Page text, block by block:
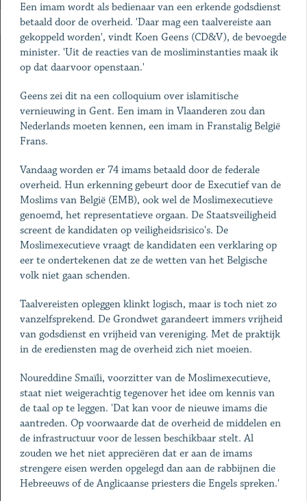
Een imam wordt als bedienaar van een erkende godsdienst
betaald door de overheid. 'Daar mag een taalvereiste aan
gekoppeld worden', vindt Koen Geens (CD&V), de bevoegde
minister. ­'Uit de reacties van de mosliminstanties maak ik
op dat daarvoor openstaan.'
Geens zei dit na een colloquium over islamitische
vernieuwing in Gent. Een imam in Vlaanderen zou dan
Nederlands moeten kennen, een imam in Franstalig België
Frans.
Vandaag worden er 74 imams betaald door de federale
overheid. Hun erkenning gebeurt door de Executief van de
Moslims van België (EMB), ook wel de Moslimexecutieve
genoemd, het representatieve orgaan. De Staatsveiligheid
screent de kandidaten op veiligheidsrisico's. De
Moslimexecutieve vraagt de kandidaten een verklaring op
eer te ondertekenen dat ze de wetten van het Belgische
volk niet gaan schenden.
Taalvereisten opleggen klinkt logisch, maar is toch niet zo
vanzelfsprekend. De Grondwet garandeert immers vrijheid
van godsdienst en vrijheid van vereniging. Met de praktijk
in de erediensten mag de overheid zich niet moeien.
Noureddine Smaïli, voorzitter van de Moslimexecutieve,
staat niet weigerachtig tegenover het idee om kennis van
de taal op te leggen. 'Dat kan voor de nieuwe imams die
aantreden. Op voorwaarde dat de overheid de middelen en
de infrastructuur voor de lessen beschikbaar stelt. Al
zouden we het niet appreciëren dat er aan de imams
strengere eisen werden opgelegd dan aan de rabbijnen die
Hebreeuws of de Anglicaanse priesters die Engels spreken.'